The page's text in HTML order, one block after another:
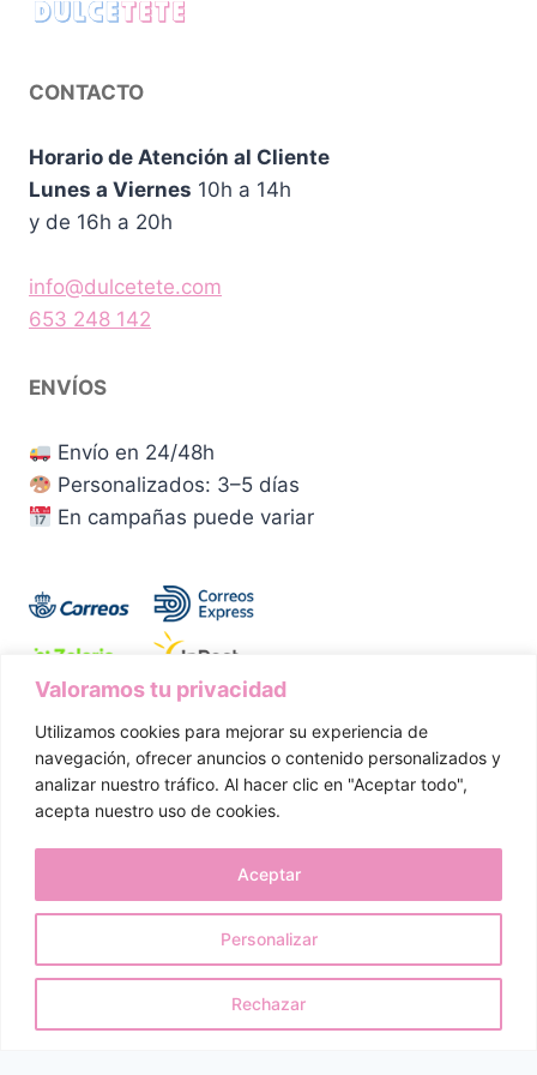
Valoramos tu privacidad
Utilizamos cookies para mejorar su experiencia de
navegación, ofrecer anuncios o contenido personalizados y
analizar nuestro tráfico. Al hacer clic en "Aceptar todo",
acepta nuestro uso de cookies.
Personalizar
Rechazar
Aceptar
CONTACTO
Horario de Atención al Cliente
Lunes a Viernes 10h a 14h
y de 16h a 20h
info@dulcetete.com
653 248 142
ENVÍOS
Envío en 24/48h
Personalizados: 3–5 días
En campañas puede variar
Aviso Legal Política de Privacidad
Política de Cookies Condiciones de Compra
Política de Envíos
Devoluciones y Desistimiento
© 2026 Dulcetete. Todos los derechos reservados.